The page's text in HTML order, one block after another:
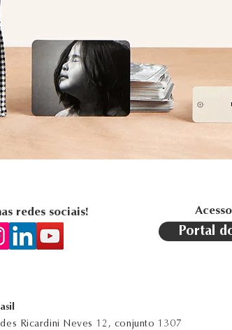
redes sociais!
Portal
Ricardini Neves 12, conjunto 1307